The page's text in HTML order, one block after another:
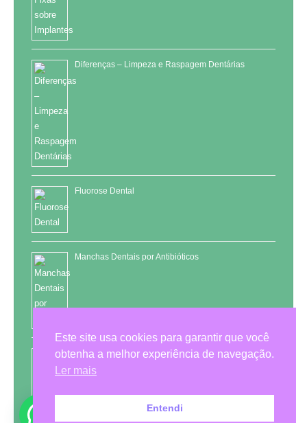
Diferenças – Limpeza e Raspagem Dentárias
Fluorose Dental
Manchas Dentais por Antibióticos
Retratamento de Canal
Este site usa cookies para garantir que você
obtenha a melhor experiência de navegação.
Ler mais
Entendi